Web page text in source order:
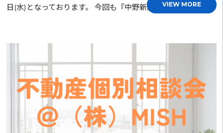
日(水)となっております。 今回も『中野新聞舗 富士宮本…
VIEW MORE